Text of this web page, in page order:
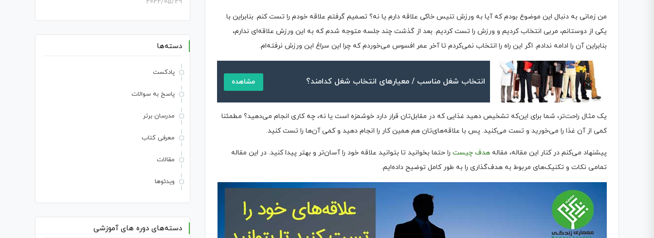
من زمانی به دنبال این موضوع بودم که آیا به ورزش تنیس خاکی علاقه دارم یا نه؟ تصمیم گرفتم علاقه خودم را تست کنم. بنابراین با
یکی از دوستانم، مربی انتخاب کردیم و ورزش را تست کردیم. بعد از گذشت چند جلسه متوجه شدم که به این ورزش علاقه‌ای ندارم،
بنابراین آن را ادامه ندادم. اگر این راه را انتخاب نمی‌کردم تا آخر عمر افسوس می‌خوردم که چرا این سراغ این ورزش نرفته‌ام.
انتخاب شغل مناسب / معیارهای انتخاب شغل کدامند؟ مشاهده
یک مثال راحت‌تر، شما برای این‌که تشخیص دهید غذایی که در مقابل‌تان قرار دارد خوشمزه است یا نه، چه کاری انجام می‌دهید؟ مطمئنا
کمی از آن غذا را می‌خورید و تست می‌کنید. پس با علاقه‌های‌تان هم همین کار را انجام دهید و کمی آن‌ها را تست کنید.
پیشنهاد می‌کنم در کنار این مقاله، مقاله هدف چیست را حتما بخوانید تا بتوانید علاقه خود را آسان‌تر و بهتر پیدا کنید. در این مقاله
تمامی نکات و تکنیک‌های مربوط به هدف‌گذاری را به طور کامل توضیح داده‌ایم.
دسته‌ها
پادکست
پاسخ به سوالات
مدرسان برتر
معرفی کتاب
مقالات
ویدئوها
دسته‌های دوره های آموزشی